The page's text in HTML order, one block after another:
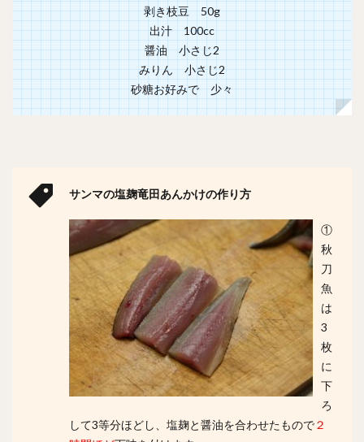
剥き枝豆 50g
出汁 100cc
醤油 小さじ2
みりん 小さじ2
砂糖お好みで 少々
サンマの塩麹竜田あんかけの作り方
①
秋
刀
魚
は
3
枚
に
下
ろ
して3等分ほどし、塩麹と醤油を合わせたもので ２